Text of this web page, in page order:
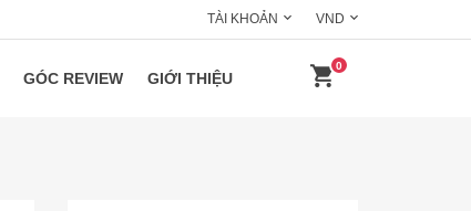
TÀI KHOẢN VND
GÓC REVIEW GIỚI THIỆU
0